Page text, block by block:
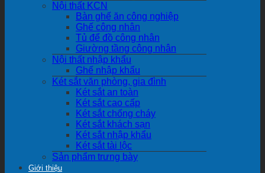
Nội thất KCN
Bàn ghế ăn công nghiệp
Ghế công nhân
Tủ để đồ công nhân
Giường tầng công nhân
Nội thất nhập khẩu
Ghế nhập khẩu
Két sắt văn phòng, gia đình
Két sắt an toàn
Két sắt cao cấp
Két sắt chống cháy
Két sắt khách sạn
Két sắt nhập khẩu
Két sắt tài lộc
Sản phẩm trưng bày
Giới thiệu